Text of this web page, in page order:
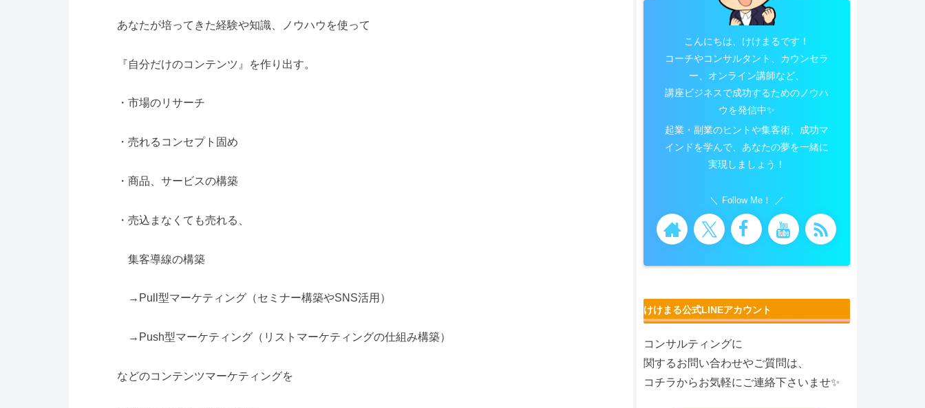
あなたが培ってきた経験や知識、ノウハウを使って
『自分だけのコンテンツ』を作り出す。
・市場のリサーチ
・売れるコンセプト固め
・商品、サービスの構築
・売込まなくても売れる、
集客導線の構築
→Pull型マーケティング（セミナー構築やSNS活用）
→Push型マーケティング（リストマーケティングの仕組み構築）
などのコンテンツマーケティングを
こんにちは、けけまるです！
コーチやコンサルタント、カウンセラ
ー、オンライン講師など、
講座ビジネスで成功するためのノウハ
ウを発信中✨
起業・副業のヒントや集客術、成功マ
インドを学んで、あなたの夢を一緒に
実現しましょう！
Follow Me！
けけまる公式LINEアカウント
コンサルティングに
関するお問い合わせやご質問は、
コチラからお気軽にご連絡下さいませ✨